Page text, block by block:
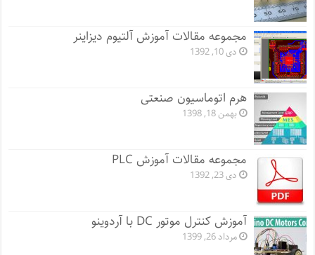
مجموعه مقالات آموزش آلتیوم دیزاینر
دی 10, 1392
هرم اتوماسیون صنعتی
بهمن 18, 1398
مجموعه مقالات آموزش PLC
دی 23, 1392
آموزش کنترل موتور DC با آردوینو
مرداد 26, 1399